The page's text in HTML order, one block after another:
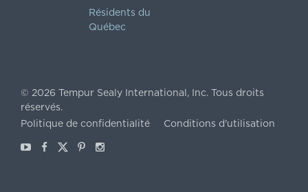
Résidents du
Québec
© 2026 Tempur Sealy International, Inc. Tous droits
réservés.
Politique de confidentialité
Conditions d'utilisation
YoutubeFacebook
X Pinterest
Instagram